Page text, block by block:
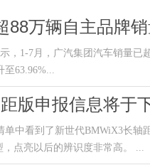
88万辆自主品牌
，1-7月，广汽集团汽车销量已
至63.96%...
版申报信息将于
单中看到了新世代BMWiX3长
点亮以后的辨识度非常高。 ...